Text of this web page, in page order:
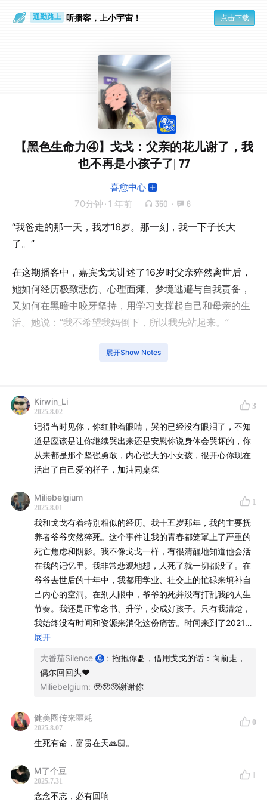
通勤路上 听播客，上小宇宙！ 点击下载
【黑色生命力④】戈戈：父亲的花儿谢了，我
也不再是小孩子了| 77
喜愈中心
70分钟 · 1 年前 350 · 6
“我爸走的那一天，我才16岁。那一刻，我一下子长大
了。”
在这期播客中，嘉宾戈戈讲述了16岁时父亲猝然离世后，
她如何经历极致悲伤、心理面瘫、梦境逃避与自我责备，
又如何在黑暗中咬牙坚持，用学习支撑起自己和母亲的生
活。她说：“我不希望我妈倒下，所以我先站起来。”
她没有被低谷期打倒，高考成绩是济南市文科状元，山东
即使多年过去，戈戈依然坦言：“我没有完全走出来，但我
一直在往前走。”
这是一段关于失去、成长与爱的对话，关于一个女孩如何
用温柔与清醒抵御生活的风暴。真正的“黑色生命力”，不
止”。
【录制组】
戈戈：小红书@是你的戈戈老师
小马 🍠@小马的懵圈频道
【素材】
戈戈的小说：《小人物》
LOGO | Hello狍子
场地设备 | 声湃录音室
展开Show Notes
Kirwin_Li
2025.8.02
3
记得当时见你，你红肿着眼睛，哭的已经没有眼泪了，不知
道是应该是让你继续哭出来还是安慰你说身体会哭坏的，你
从来都是那个坚强勇敢，内心强大的小女孩，很开心你现在
活出了自己爱的样子，加油同桌👏
Miliebelgium
2025.8.01
1
我和戈戈有着特别相似的经历。我十五岁那年，我的主要抚
养者爷爷突然猝死。这个事件让我的青春都笼罩上了严重的
死亡焦虑和阴影。我不像戈戈一样，有很清醒地知道他会活
在我的记忆里。我非常悲观地想，人死了就一切都没了。在
爷爷去世后的十年中，我都用学业、社交上的忙碌来填补自
己内心的空洞。在别人眼中，爷爷的死并没有打乱我的人生
节奏。我还是正常念书、升学，变成好孩子。只有我清楚，
我始终没有时间和资源来消化这份痛苦。时间来到了2021
年，那一年我独自一人去了国外读书，因为环境和口罩我变
写信。我逐渐意识到，这份创痛不会有人替我负担，我们之
间共同保留的美好记忆，也会随着他的离世而消散。后来，
我去参加了临终关怀和死亡教育的活动。在活动的现场，我
要活很久很久的时间”这句话时，我几近颤抖不能自已。在那
之后，我才真正接受了，人的生命本质上是如此孤独这件
时间在缓慢流逝。我发现爷爷离开的这件事，在我的生命里
有了别的意义。比如他陪我学的乐器，让我一直能有音乐这
个最亲密的伙伴；比如他很想做老师，而我阴差阳错地最后
展开
大番茄Silence : 抱抱你🫂，借用戈戈的话：向前走，
偶尔回回头❤️
Miliebelgium: 🥹🥹🥹谢谢你
健美圈传来噩耗
2025.8.07
0
生死有命，富贵在天🙏🏻。
M了个豆
2025.7.31
1
念念不忘，必有回响